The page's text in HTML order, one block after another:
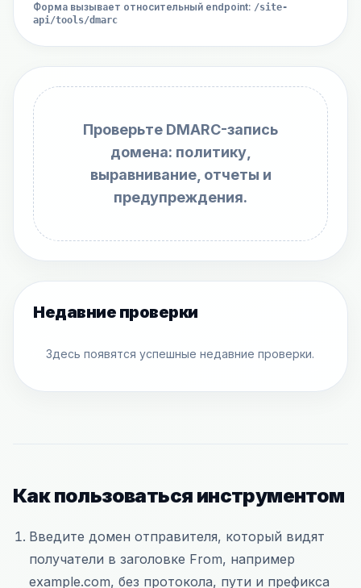
Форма вызывает относительный endpoint: /site-
api/tools/dmarc
Проверьте DMARC-запись
домена: политику,
выравнивание, отчеты и
предупреждения.
Недавние проверки
Здесь появятся успешные недавние проверки.
Как пользоваться инструментом
Введите домен отправителя, который видят
получатели в заголовке From, например
example.com, без протокола, пути и префикса